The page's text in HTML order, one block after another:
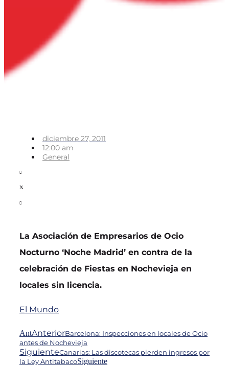
diciembre 27, 2011
12:00 am
General
La Asociación de Empresarios de Ocio
Nocturno ‘Noche Madrid’ en contra de la
celebración de Fiestas en Nochevieja en
locales sin licencia.
El Mundo
AntAnteriorBarcelona: Inspecciones en locales de Ocio
antes de Nochevieja
SiguienteCanarias: Las discotecas pierden ingresos por
la Ley AntitabacoSiguiente